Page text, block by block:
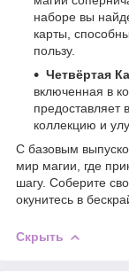
наборе вы
карты,
пользу.
Четвёртая
включенная в
предоставляет
коллекцию и
С базовым
мир магии, где
шагу. Соберите
окунитесь в
Скрыть